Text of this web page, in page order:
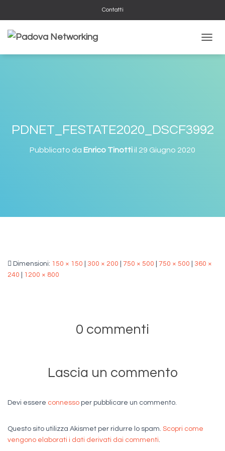
Contatti
PDNET_FESTATE2020_DSCF3992
Pubblicato da Enrico Tinottiil 29 Giugno 2020
Dimensioni: 150 × 150 300 × 200 750 × 500 750 × 500
360 ×
240
1200 × 800
0 commenti
Lascia un commento
Devi essere connesso per pubblicare un commento.
Questo sito utilizza Akismet per ridurre lo spam. Scopri come
vengono elaborati i dati derivati dai commenti.